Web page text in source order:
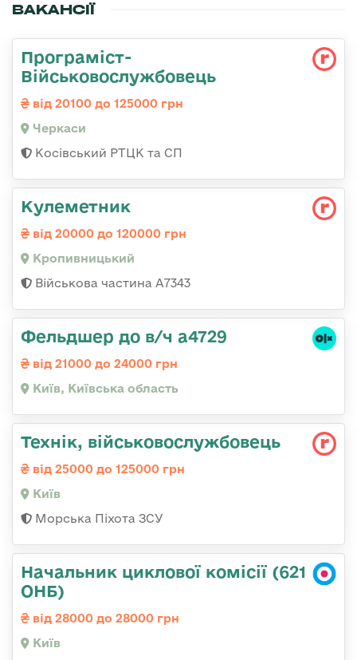
ВАКАНСІЇ
Програміст-
Військовослужбовець
від 20100 до 125000 грн
Черкаси
Косівський РТЦК та СП
Кулеметник
від 20000 до 120000 грн
Кропивницький
Військова частина А7343
Фельдшер до в/ч а4729
від 21000 до 24000 грн
Київ, Київська область
Технік, військовослужбовець
від 25000 до 125000 грн
Київ
Морська Піхота ЗСУ
Начальник циклової комісії (621
ОНБ)
від 28000 до 28000 грн
Київ